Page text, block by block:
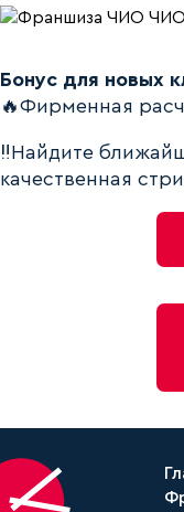
Бонус для новых
🔥Фирменная
‼️Найдите
качественная